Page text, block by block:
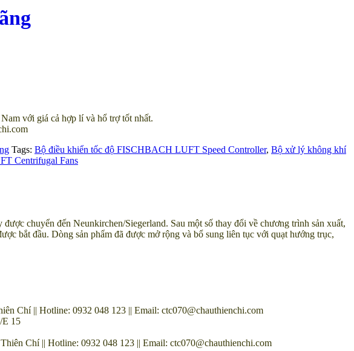
với giá cả hợp lí và hổ trợ tốt nhất.
Tags: Bộ điều khiển tốc độ FISCHBACH LUFT Speed Controller, Bộ xử lý không khí
Centrifugal Fans
chuyển đến Neunkirchen/Siegerland. Sau một số thay đổi về chương trình sản xuất,
bắt đầu. Dòng sản phẩm đã được mở rộng và bổ sung liên tục với quạt hướng trục,
Chí || Hotline: 0932 048 123 || Email: ctc070@chauthienchi.com
15
Chí || Hotline: 0932 048 123 || Email: ctc070@chauthienchi.com